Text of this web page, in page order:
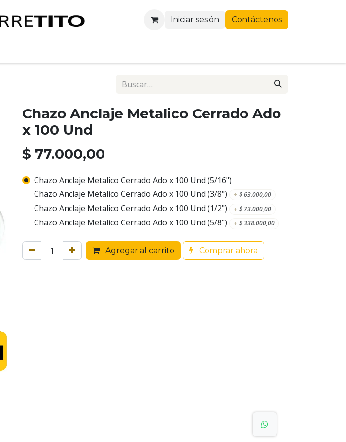
Iniciar sesión Contáctenos
Chazo Anclaje Metalico Cerrado Ado
x 100 Und
$ 77.000,00
Chazo Anclaje Metalico Cerrado Ado x 100 Und (5/16")
Chazo Anclaje Metalico Cerrado Ado x 100 Und (3/8")
+ $63.000,00
Chazo Anclaje Metalico Cerrado Ado x 100 Und (1/2") + $ 73.000,00
Chazo Anclaje Metalico Cerrado Ado x 100 Und (5/8") + $338.000,00
Agregar al carrito Comprar ahora